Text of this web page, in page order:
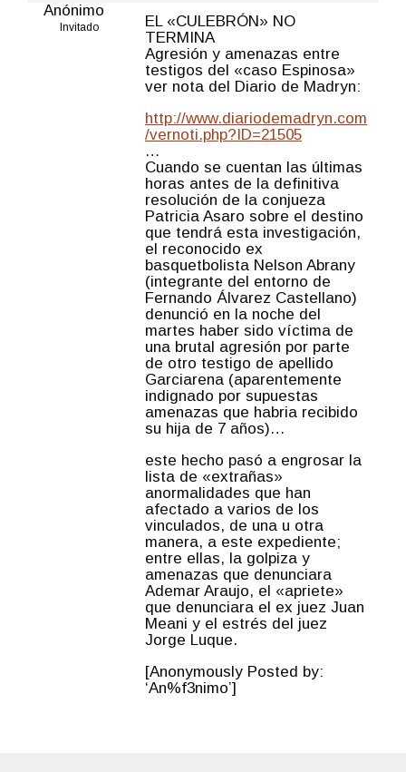
Anónimo
Invitado
EL «CULEBRÓN» NO
TERMINA
Agresión y amenazas entre
testigos del «caso Espinosa»
ver nota del Diario de Madryn:
http://www.diariodemadryn.com
/vernoti.php?ID=21505
…
Cuando se cuentan las últimas
horas antes de la definitiva
resolución de la conjueza
Patricia Asaro sobre el destino
que tendrá esta investigación,
el reconocido ex
basquetbolista Nelson Abrany
(integrante del entorno de
Fernando Álvarez Castellano)
denunció en la noche del
martes haber sido víctima de
una brutal agresión por parte
de otro testigo de apellido
Garciarena (aparentemente
indignado por supuestas
amenazas que habria recibido
su hija de 7 años)…
este hecho pasó a engrosar la
lista de «extrañas»
anormalidades que han
afectado a varios de los
vinculados, de una u otra
manera, a este expediente;
entre ellas, la golpiza y
amenazas que denunciara
Ademar Araujo, el «apriete»
que denunciara el ex juez Juan
Meani y el estrés del juez
Jorge Luque.
[Anonymously Posted by:
‘An%f3nimo’]